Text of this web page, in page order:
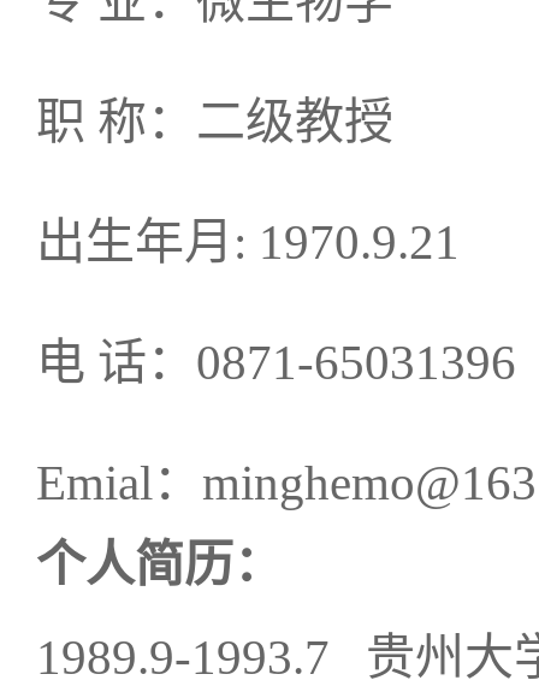
职 称：二级教授
出生年月: 1970.9.21
电 话：0871-65031396
Emial：
个人简历：
1989.9-1993.7 贵州大